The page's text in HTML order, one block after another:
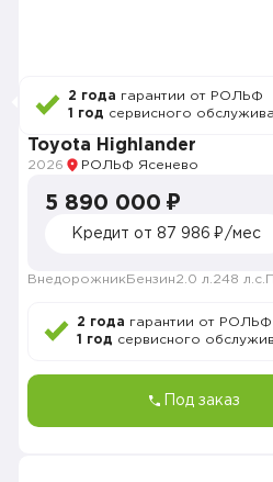
2 года гарантии от РОЛЬФ
1 год сервисного
Toyota Highlander
2026 РОЛЬФ Ясенево
5 890 000 ₽
Кредит от 87 986 ₽/мес
Внедорожник Бензин2.0 л. 248 л.с.
2 года гарантии от РОЛЬФ
1 год сервисного
Под заказ